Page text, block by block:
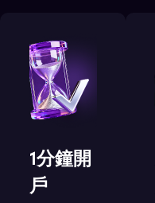
1分鐘開
戶